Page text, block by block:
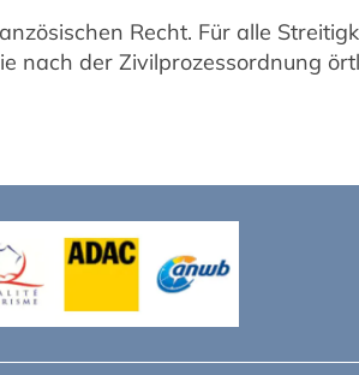
Recht. Für alle
nach der Zivilprozessordnung